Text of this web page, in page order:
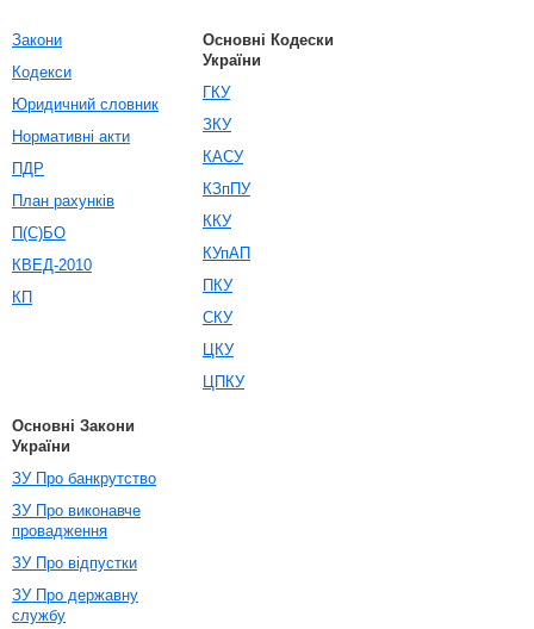
Закони
Кодекси
Юридичний словник
Нормативні акти
ПДР
План рахунків
П(С)БО
КВЕД-2010
КП
Основні Кодески
України
ГКУ
ЗКУ
КАСУ
КЗпПУ
ККУ
КУпАП
ПКУ
СКУ
ЦКУ
ЦПКУ
Основні Закони
України
ЗУ Про банкрутство
ЗУ Про виконавче
провадження
ЗУ Про відпустки
ЗУ Про державну
службу